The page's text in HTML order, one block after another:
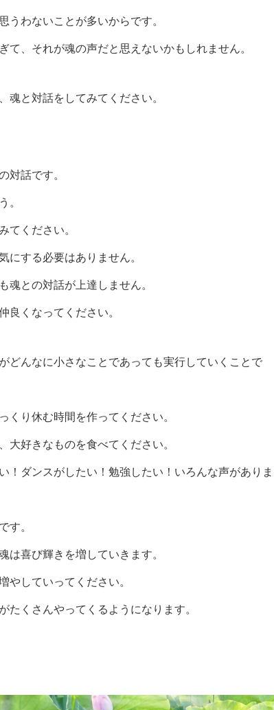
うわないことが多いからです。
て、それが魂の声だと思えないかもしれません。
魂と対話をしてみてください。
対話です。
。
てください。
にする必要はありません。
魂との対話が上達しません。
良くなってください。
どんなに小さなことであっても実行していくことで
くり休む時間を作ってください。
大好きなものを食べてください。
！ダンスがしたい！勉強したい！いろんな声がありま
す。
は喜び輝きを増していきます。
やしていってください。
たくさんやってくるようになります。